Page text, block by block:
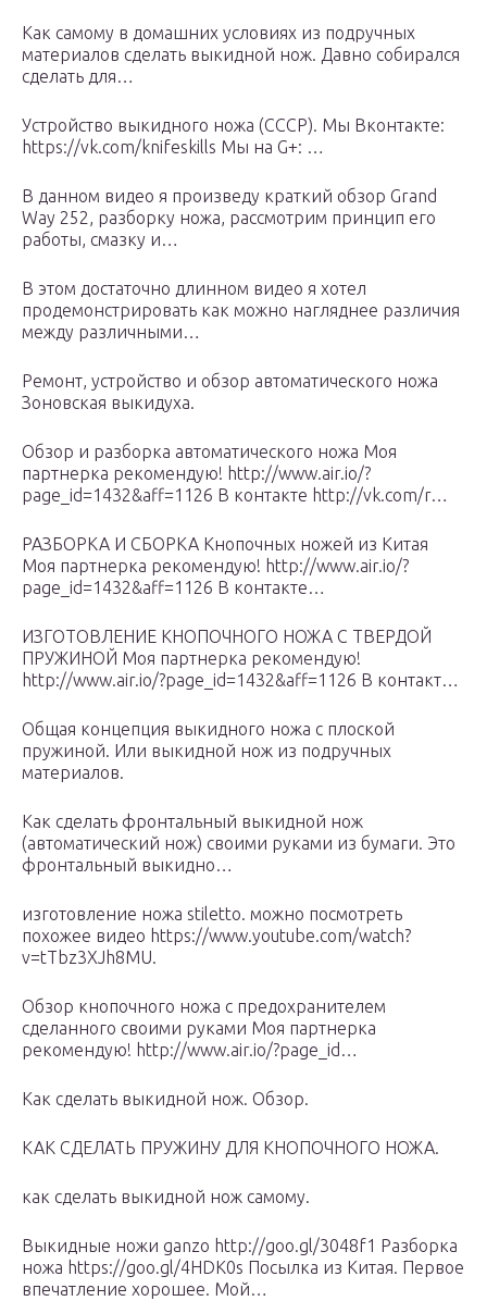
Как самому в домашних условиях из подручных
материалов сделать выкидной нож. Давно собирался
сделать для…
Устройство выкидного ножа (СССР). Мы Вконтакте:
https://vk.com/knifeskills Мы на G+: …
В данном видео я произведу краткий обзор Grand
Way 252, разборку ножа, рассмотрим принцип его
работы, смазку и…
В этом достаточно длинном видео я хотел
продемонстрировать как можно нагляднее различия
между различными…
Ремонт, устройство и обзор автоматического ножа
Зоновская выкидуха.
Обзор и разборка автоматического ножа Моя
партнерка рекомендую! http://www.air.io/?
page_id=1432&aff=1126 В контакте http://vk.com/r…
РАЗБОРКА И СБОРКА Кнопочных ножей из Китая
Моя партнерка рекомендую! http://www.air.io/?
page_id=1432&aff=1126 В контакте…
ИЗГОТОВЛЕНИЕ КНОПОЧНОГО НОЖА С ТВЕРДОЙ
ПРУЖИНОЙ Моя партнерка рекомендую!
http://www.air.io/?page_id=1432&aff=1126 В контакт…
Общая концепция выкидного ножа с плоской
пружиной. Или выкидной нож из подручных
материалов.
Как сделать фронтальный выкидной нож
(автоматический нож) своими руками из бумаги. Это
фронтальный выкидно…
изготовление ножа stiletto. можно посмотреть
похожее видео https://www.youtube.com/watch?
v=tTbz3XJh8MU.
Обзор кнопочного ножа с предохранителем
сделанного своими руками Моя партнерка
рекомендую! http://www.air.io/?page_id…
Как сделать выкидной нож. Oбзор.
КАК СДЕЛАТЬ ПРУЖИНУ ДЛЯ КНОПОЧНОГО НОЖА.
как сделать выкидной нож самому.
Выкидные ножи ganzo http://goo.gl/3048f1 Разборка
ножа https://goo.gl/4HDK0s Посылка из Китая. Первое
впечатление хорошее. Мой…